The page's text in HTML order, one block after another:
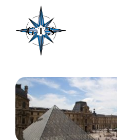
contenu
Visites par villes
Expositions temporaires